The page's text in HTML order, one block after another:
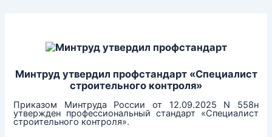
Минтруд утвердил профстандарт «Специалист
строительного контроля»
Приказом Минтруда России от 12.09.2025 N 558н
утвержден профессиональный стандарт «Специалист
строительного контроля».